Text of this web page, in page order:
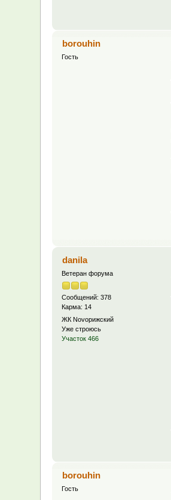
borouhin
Гость
danila
Ветеран форума
Сообщений: 378
Карма: 14
ЖК Novoрижский
Уже строюсь
Участок 466
borouhin
Гость